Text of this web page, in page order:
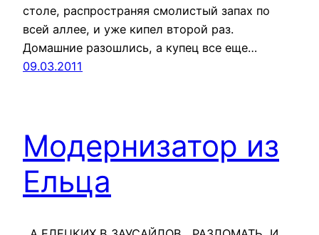
столе, распространяя смолистый запах по
всей аллее, и уже кипел второй раз.
Домашние разошлись, а купец все еще…
09.03.2011
Модернизатор из
Ельца